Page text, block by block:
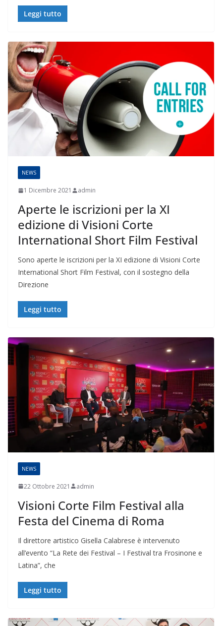
Leggi tutto
NEWS
1 Dicembre 2021 admin
Aperte le iscrizioni per la XI
edizione di Visioni Corte
International Short Film Festival
Sono aperte le iscrizioni per la XI edizione di Visioni Corte
International Short Film Festival, con il sostegno della
Direzione
Leggi tutto
NEWS
22 Ottobre 2021 admin
Visioni Corte Film Festival alla
Festa del Cinema di Roma
Il direttore artistico Gisella Calabrese è intervenuto
all’evento “La Rete dei Festival – I Festival tra Frosinone e
Latina”, che
Leggi tutto